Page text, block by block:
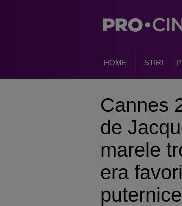
HOME STIRI
Cannes
de
marele
era